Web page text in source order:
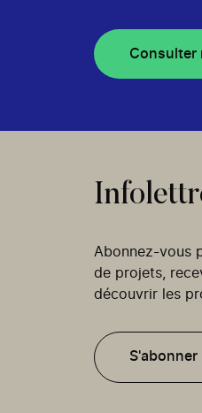
Consulter
Abonnez-vous
de projets,
découvrir les
S'abonner